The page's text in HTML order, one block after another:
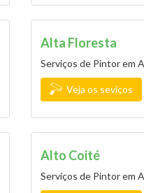
Alta Floresta
Serviços de Pintor em
Veja os seviços
Alto Coité
Serviços de Pintor em